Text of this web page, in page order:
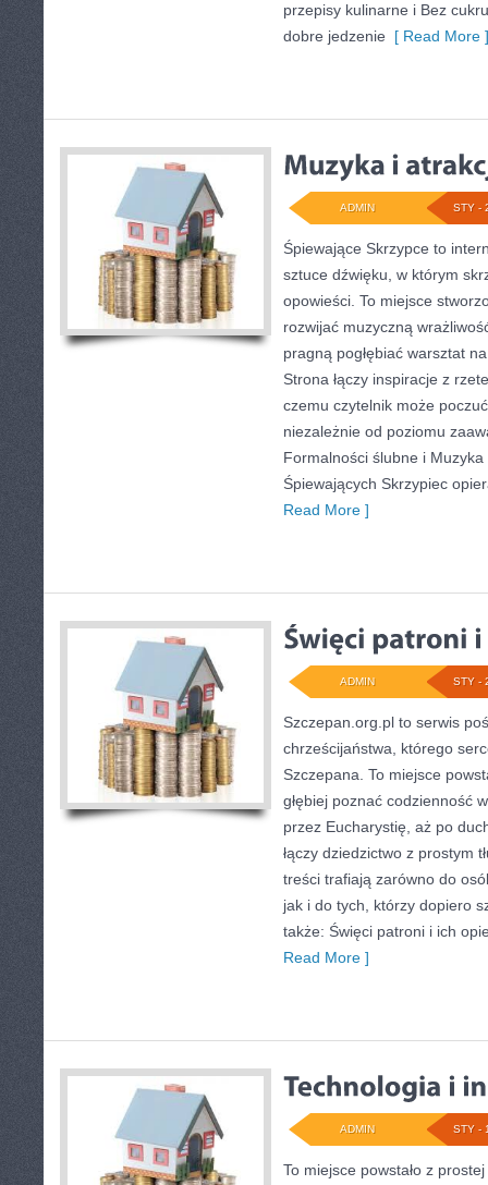
przepisy kulinarne i Bez
dobre jedzenie [ Read More ]
STY -
ADMIN
Śpiewające Skrzypce to
sztuce dźwięku, w którym
opowieści. To miejsce
rozwijać muzyczną
pragną pogłębiać warsztat
Strona łączy inspiracje z
czemu czytelnik może
niezależnie od poziomu
Formalności ślubne i
Śpiewających Skrzypiec
Read More ]
STY -
ADMIN
Szczepan.org.pl to serwis
chrześcijaństwa, którego
Szczepana. To miejsce
głębiej poznać codzienność
przez Eucharystię, aż po
łączy dziedzictwo z prostym
treści trafiają zarówno do
jak i do tych, którzy dopiero
także: Święci patroni i ich
Read More ]
STY -
ADMIN
To miejsce powstało z